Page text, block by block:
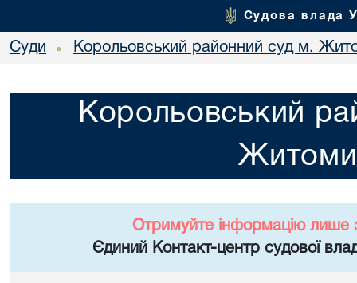
Судова влада
Суди • Корольовський районний суд м.
Корольовський
Отримуйте інформацію лише
Єдиний Контакт-центр судової